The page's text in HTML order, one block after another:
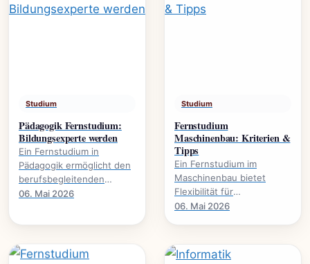
Studium
Pädagogik Fernstudium:
Bildungsexperte werden
Ein Fernstudium in
Pädagogik ermöglicht den
berufsbegleitenden
Erwerb akademischer
06. Mai 2026
Studium
Fernstudium
Maschinenbau: Kriterien &
Tipps
Ein Fernstudium im
Maschinenbau bietet
Flexibilität für
Berufstätige. Dieser
praktische.
06. Mai 2026